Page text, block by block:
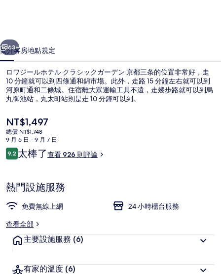
ル
ク
ラ
シ
ク
ガ
ー
ン
京
都
個 下一個
63+
簡介客房地點規定
ロワジールホテル クラシックガーデン 京都三条的位置非常好，走
10 分鐘就可以到四條通和錦市場。此外，走路 15 分鐘左右就可以到
河原町通和二條城。住宿離大眾運輸工具不遠，走幾步路就可以到烏
丸御池站，丸太町站則是走 10 分鐘可以到。
目
前
的
價
格
NT$1,497
總價 NT$1,748
9 月 6 日 - 9 月 7 日
評
論
9.29.2 分，滿分 10 分，
太棒了查看 926 則評論
熱門設施服務
免費無線上網
24 小時櫃台服務
查看全部
主要設施服務 (6)
有家的溫度 (6)